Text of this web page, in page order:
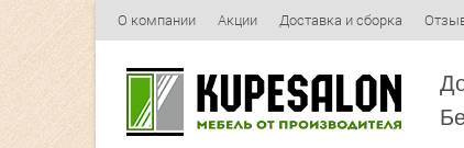
О компании Акции Доставка и сборка